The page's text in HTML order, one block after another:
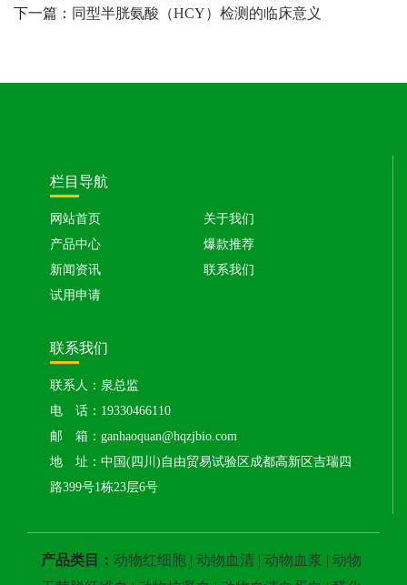
下一篇： 同型半胱氨酸（HCY）检测的临床意义
栏目导航
网站首页
关于我们
产品中心
爆款推荐
新闻资讯
联系我们
试用申请
联系我们
联系人：泉总监
电 话：19330466110
邮 箱：ganhaoquan@hqzjbio.com
地 址：中国(四川)自由贸易试验区成都高新区吉瑞四
路399号1栋23层6号
产品类目： 动物红细胞 | 动物血清 | 动物血浆 | 动物